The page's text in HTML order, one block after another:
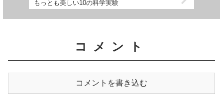
もっとも美しい10の科学実験
コメント
コメントを書き込む